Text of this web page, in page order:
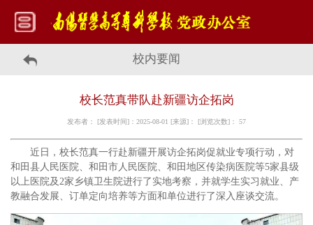
校内要闻
校长范真带队赴新疆访企拓岗
发布者： [发表时间]：2025-08-01 [来源]： [浏览次数]： 57
近日，校长范真一行赴新疆开展访企拓岗促就业专项行动，对
和田县人民医院、和田市人民医院、和田地区传染病医院等5家县级
以上医院及2家乡镇卫生院进行了实地考察，并就学生实习就业、产
教融合发展、订单定向培养等方面和单位进行了深入座谈交流。